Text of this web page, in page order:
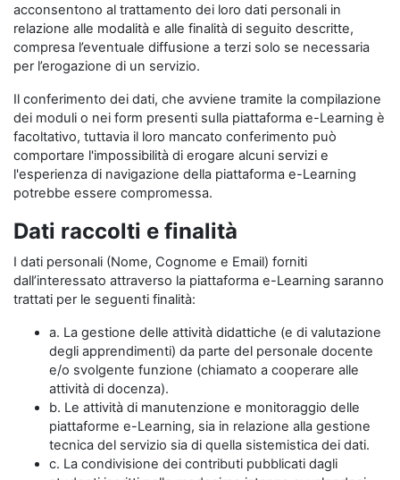
acconsentono al trattamento dei loro dati personali in
relazione alle modalità e alle finalità di seguito descritte,
compresa l’eventuale diffusione a terzi solo se necessaria
per l’erogazione di un servizio.
Il conferimento dei dati, che avviene tramite la compilazione
dei moduli o nei form presenti sulla piattaforma e-Learning è
facoltativo, tuttavia il loro mancato conferimento può
comportare l'impossibilità di erogare alcuni servizi e
l'esperienza di navigazione della piattaforma e-Learning
potrebbe essere compromessa.
Dati raccolti e finalità
I dati personali (Nome, Cognome e Email) forniti
dall’interessato attraverso la piattaforma e-Learning saranno
trattati per le seguenti finalità:
a. La gestione delle attività didattiche (e di valutazione
degli apprendimenti) da parte del personale docente
e/o svolgente funzione (chiamato a cooperare alle
attività di docenza).
b. Le attività di manutenzione e monitoraggio delle
piattaforme e-Learning, sia in relazione alla gestione
tecnica del servizio sia di quella sistemistica dei dati.
c. La condivisione dei contributi pubblicati dagli